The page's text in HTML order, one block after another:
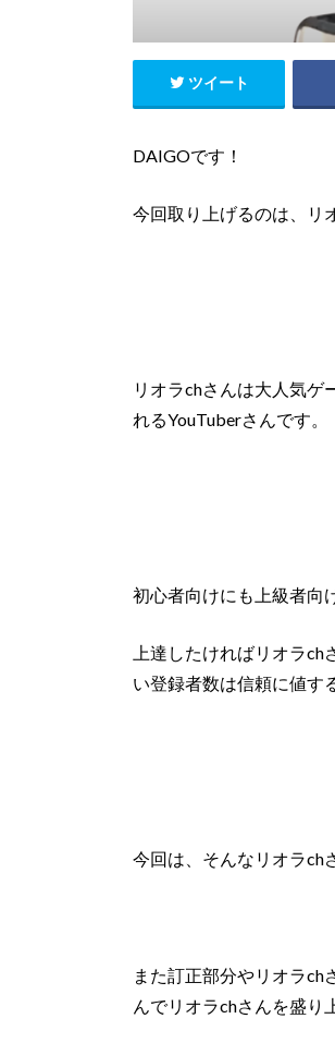
ツイート
DAIGOです！
今回取り上げるのは、 リ
リオラchさんは大人気ゲ
れるYouTuberさんです。
初心者向けにも上級者向
上達したければリオラ
い登録者数は信頼に値す
今回は、そんなリオラch
また訂正部分やリオラch
んでリオラchさんを盛り